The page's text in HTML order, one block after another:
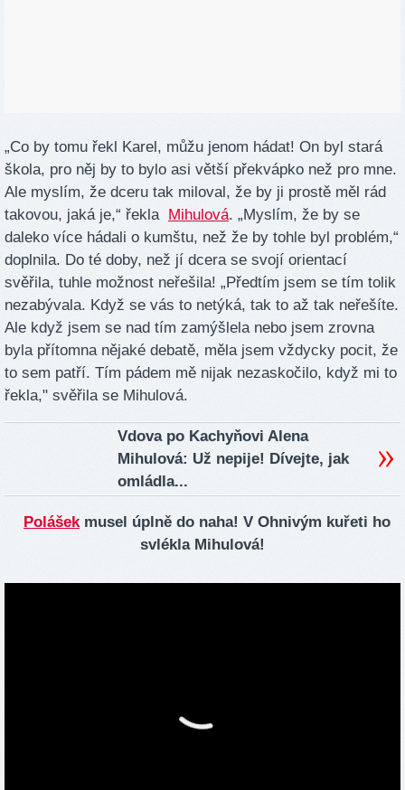
„Co by tomu řekl Karel, můžu jenom hádat! On byl stará
škola, pro něj by to bylo asi větší překvápko než pro mne.
Ale myslím, že dceru tak miloval, že by ji prostě měl rád
takovou, jaká je,“ řekla Mihulová. „Myslím, že by se
daleko více hádali o kumštu, než že by tohle byl problém,“
doplnila. Do té doby, než jí dcera se svojí orientací
svěřila, tuhle možnost neřešila! „Předtím jsem se tím tolik
nezabývala. Když se vás to netýká, tak to až tak neřešíte.
Ale když jsem se nad tím zamýšlela nebo jsem zrovna
byla přítomna nějaké debatě, měla jsem vždycky pocit, že
to sem patří. Tím pádem mě nijak nezaskočilo, když mi to
řekla," svěřila se Mihulová.
Vdova po Kachyňovi Alena
Mihulová: Už nepije! Dívejte, jak
omládla...
Polášek musel úplně do naha! V Ohnivým kuřeti ho
svlékla Mihulová!